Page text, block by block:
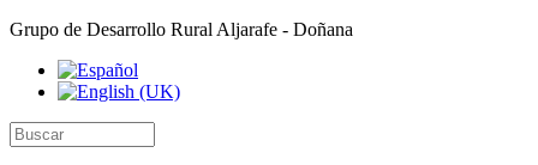
Grupo de Desarrollo Rural Aljarafe - Doñana